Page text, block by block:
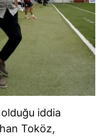
iddia
Toköz,